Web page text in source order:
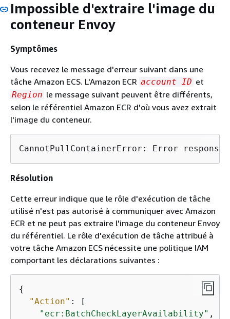
Impossible d'extraire l'image du
conteneur Envoy
Symptômes
Vous recevez le message d'erreur suivant dans une
tâche Amazon ECS. L'Amazon ECR account ID et
Region le message suivant peuvent être différents,
selon le référentiel Amazon ECR d'où vous avez extrait
l'image du conteneur.
CannotPullContainerError: Error
Résolution
Cette erreur indique que le rôle d'exécution de tâche
utilisé n'est pas autorisé à communiquer avec Amazon
ECR et ne peut pas extraire l'image du conteneur Envoy
du référentiel. Le rôle d'exécution de tâche attribué à
votre tâche Amazon ECS nécessite une politique IAM
comportant les déclarations suivantes :
{
"Action" : [
"ecr:BatchCheckLayerAvailability" ,